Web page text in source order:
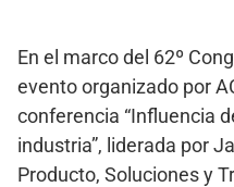
En el marco del 62º
evento organizado por
conferencia “Influencia
industria”, liderada por
Producto, Soluciones y